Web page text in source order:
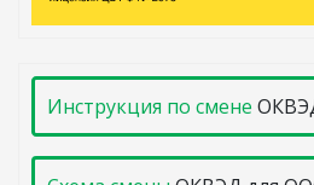
Инструкция по смене